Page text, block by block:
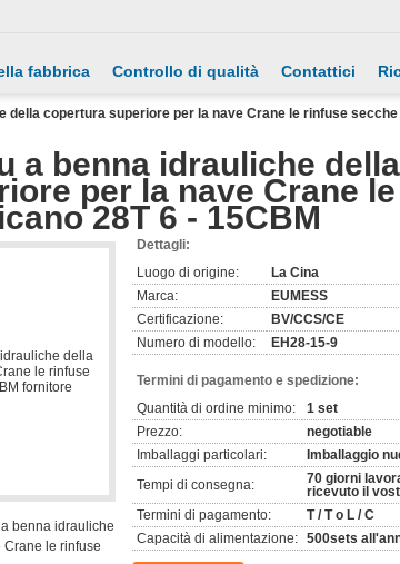
fabbrica Controllo di qualità Contattici
della copertura superiore per la nave Crane le rinfuse
a benna idrauliche della
per la nave Crane
28T 6 - 15CBM
a benna idrauliche
le rinfuse
Dettagli:
Luogo di origine:
La Cina
Marca:
EUMESS
Certificazione:
BV/CCS/CE
Numero di modello:
EH28-15-9
Termini di pagamento e spedizione:
Quantità di ordine minimo:
1 set
Prezzo:
negotiable
Imballaggi particolari:
Imballaggio
Tempi di consegna:
70 giorni
ricevuto il
Termini di pagamento:
T / T o L / C
Capacità di alimentazione: 500sets